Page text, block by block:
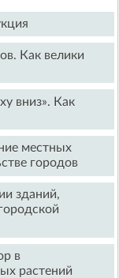
Как велики
вниз». Как
местных
городов
зданий,
в
растений